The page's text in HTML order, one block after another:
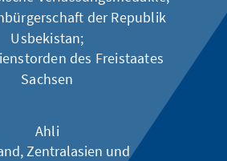
der Republik
Usbekistan;
des Freistaates
Sachsen
Ahli
Zentralasien und